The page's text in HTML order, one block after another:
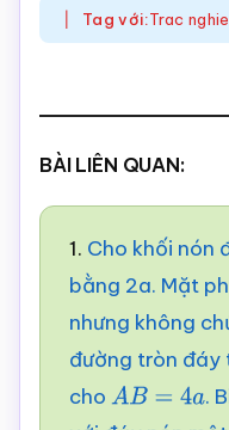
Tag với:Trac
BÀI LIÊN QUAN:
1. Cho khối nón
bằng 2a. Mặt
nhưng không
đường tròn đáy
cho AB= 4a .